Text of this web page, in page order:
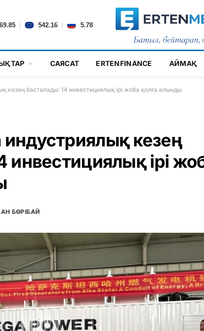
542.16 5.78
САЯСАТ ERTENFINANCE АЙМАҚ
кезең басталады: 14 инвестициялық ірі жоба қолға алынды
кезең
инвестициялық ірі
БӨРІБАЙ